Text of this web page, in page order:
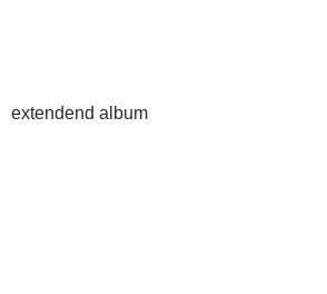
extendend album